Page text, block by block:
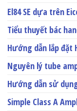
El84 SE dựa trên
Tiểu thuyết bác
Hướng dẫn lắp đặt
Nguyên lý tube
Hướng dẫn sử
Simple Class A